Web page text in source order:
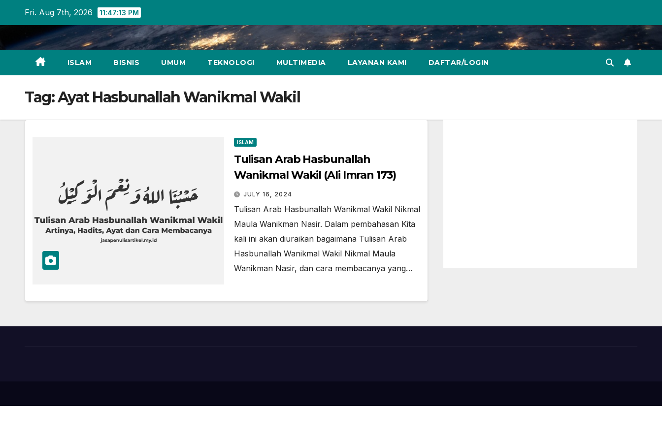
content
Fri. Aug 7th, 2026 11:47:13 PM
ISLAM BISNIS UMUM TEKNOLOGI MULTIMEDIA LAYANAN KAMI DAFTAR/LOGIN
Tag:Ayat Hasbunallah Wanikmal Wakil
ISLAM
Tulisan Arab Hasbunallah
Wanikmal Wakil (Ali Imran 173)
JULY 16, 2024
Tulisan Arab Hasbunallah Wanikmal Wakil Nikmal
Maula Wanikman Nasir. Dalam pembahasan Kita
kali ini akan diuraikan bagaimana Tulisan Arab
Hasbunallah Wanikmal Wakil Nikmal Maula
Wanikman Nasir, dan cara membacanya yang…